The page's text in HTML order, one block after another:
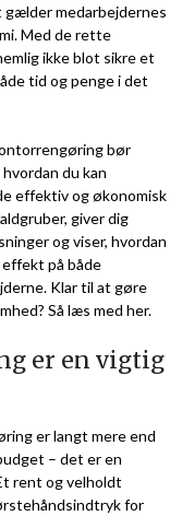
medarbejdernes
Med de rette
ikke blot sikre et
tid og penge i det
bør
du kan
effektiv og økonomisk
giver dig
og viser, hvordan
på både
Klar til at gøre
Så læs med her.
er en vigtig
er langt mere end
– det er en
rent og velholdt
for